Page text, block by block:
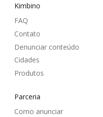
Kimbino
FAQ
Contato
Denunciar conteúdo
Cidades
Produtos
Parceria
Como anunciar